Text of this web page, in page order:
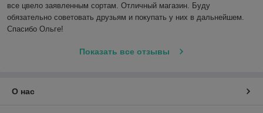
все цвело заявленным сортам. Отличный магазин. Буду
обязательно советовать друзьям и покупать у них в дальнейшем.
Спасибо Ольге!
Показать все отзывы
О нас